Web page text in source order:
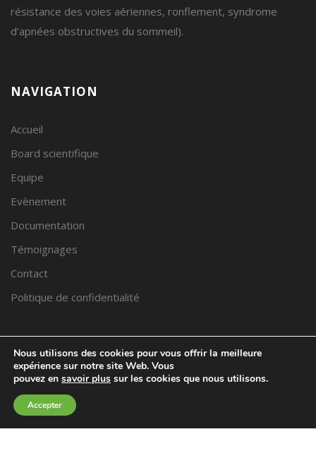
résistance des voies aériennes, ronflement, syndrome
d’apnées obstructives du sommeil).
NAVIGATION
Accueil
Board scientifique
Equipe
Evènement
Documentation
Témoignages
Contact
Politique de confidentialité
PRENDRE RDV
Trouver un praticien proche de chez vous
Voir l’équipe
Nous utilisons des cookies pour vous offrir la meilleure
expérience sur notre site Web. Vous
pouvez en savoir plus sur les cookies que nous utilisons.
Accepter